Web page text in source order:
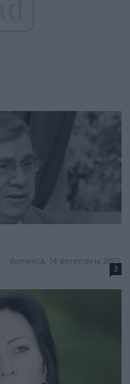
duminică, 14 decembrie 2025
3